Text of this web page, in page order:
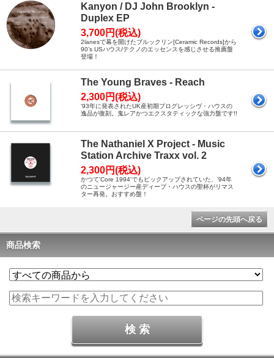
Kanyon / DJ John Brooklyn -
Duplex EP
3,700円(税込)
2lanesで幕を開けたブルックリン[Ceramic Records]から
90’s USハウス/テクノのエッセンスを感じさせる推薦盤
登場！
The Young Braves - Reach
2,300円(税込)
‘93年に発表されたUK産初期プログレッシヴ・ハウスの
逸品が復刻。鬼レアかつエクスタティックな強力盤です!!
The Nathaniel X Project - Music
Station Archive Traxx vol. 2
2,300円(税込)
かつて'Core 1994'でもピックアップされていた、‘94年
のニュージャージー産ディープ・ハウスの聖杯がリマス
ター再発。おすすめ盤！
ページの先頭へ戻る
商品検索